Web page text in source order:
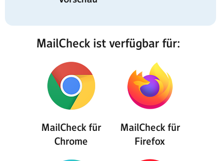
MailCheck ist verfügbar für:
MailCheck für
Chrome
MailCheck für
Firefox